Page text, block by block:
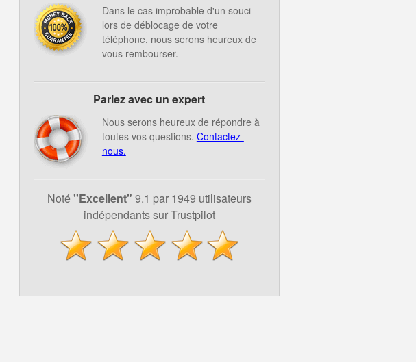
Dans le cas improbable d'un souci
lors de déblocage de votre
téléphone, nous serons heureux de
vous rembourser.
Parlez avec un expert
Nous serons heureux de répondre à
toutes vos questions. Contactez-
nous.
Noté ''Excellent" 9.1 par 1949 utilisateurs
indépendants sur Trustpilot